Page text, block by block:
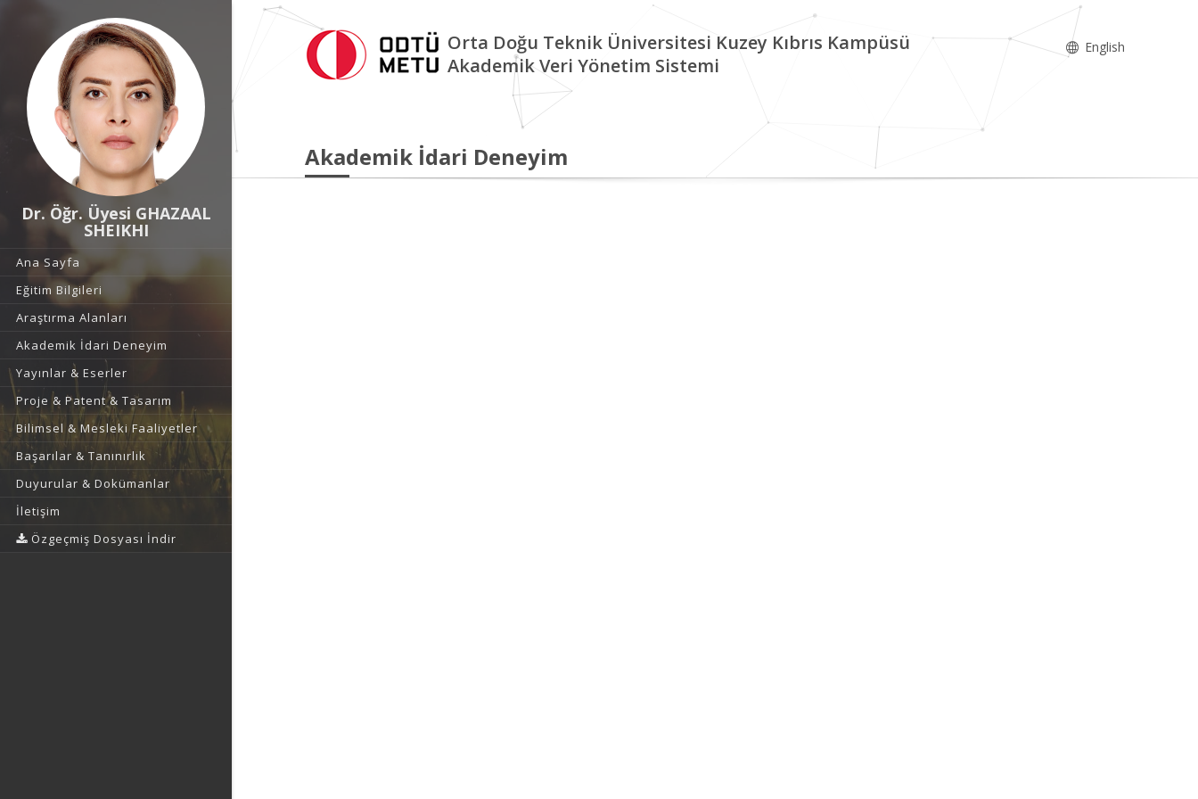
Dr. Öğr. Üyesi GHAZAAL
SHEIKHI
Ana Sayfa
Eğitim Bilgileri
Araştırma Alanları
Akademik İdari Deneyim
Yayınlar & Eserler
Proje & Patent & Tasarım
Bilimsel & Mesleki Faaliyetler
Başarılar & Tanınırlık
Duyurular & Dokümanlar
İletişim
Özgeçmiş Dosyası İndir
Orta Doğu Teknik Üniversitesi Kuzey Kıbrıs Kampüsü
Akademik Veri Yönetim Sistemi
English
Akademik İdari Deneyim